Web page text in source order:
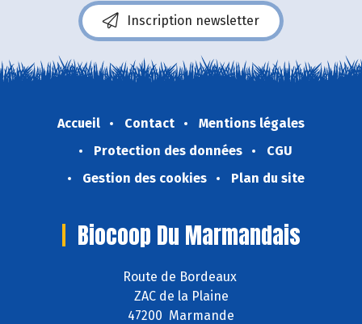
Inscription newsletter
Accueil Contact
Mentions légales
Protection des données
CGU
Gestion des cookies
Plan du site
Biocoop Du Marmandais
Route de Bordeaux
ZAC de la Plaine
47200 Marmande